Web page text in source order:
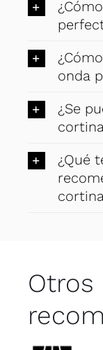
onda
¿Se
¿Qué
Otros